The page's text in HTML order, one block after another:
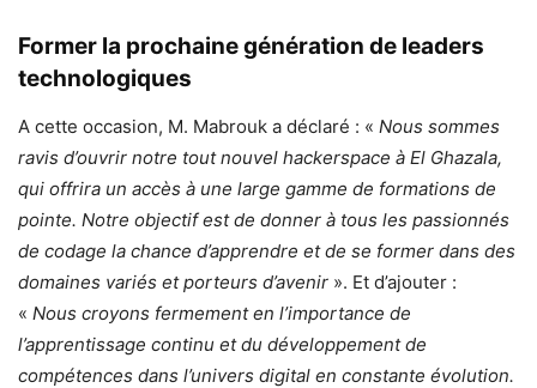
Former la prochaine génération de leaders
technologiques
A cette occasion, M. Mabrouk a déclaré : « Nous sommes
ravis d’ouvrir notre tout nouvel hackerspace à El Ghazala,
qui offrira un accès à une large gamme de formations de
pointe. Notre objectif est de donner à tous les passionnés
de codage la chance d’apprendre et de se former dans des
domaines variés et porteurs d’avenir ». Et d’ajouter :
« Nous croyons fermement en l’importance de
l’apprentissage continu et du développement de
compétences dans l’univers digital en constante évolution.